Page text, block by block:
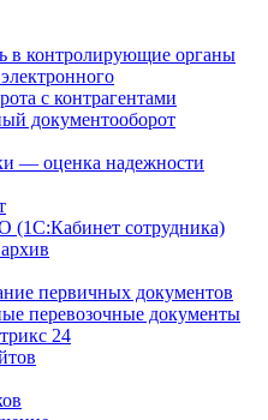
в контролирующие органы
с контрагентами
документооборот
— оценка надежности
(1С:Кабинет сотрудника)
первичных документов
перевозочные документы
24